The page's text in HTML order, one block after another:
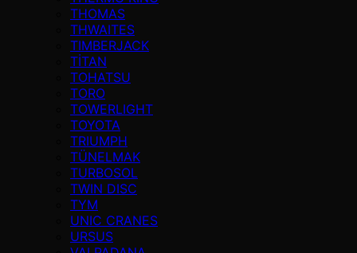
THOMAS
THWAITES
TIMBERJACK
TİTAN
TOHATSU
TORO
TOWERLIGHT
TOYOTA
TRIUMPH
TÜNELMAK
TURBOSOL
TWIN DISC
TYM
UNIC CRANES
URSUS